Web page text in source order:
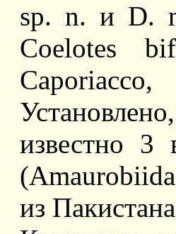
sp. n. и D.
Coelotes
известно 3
из